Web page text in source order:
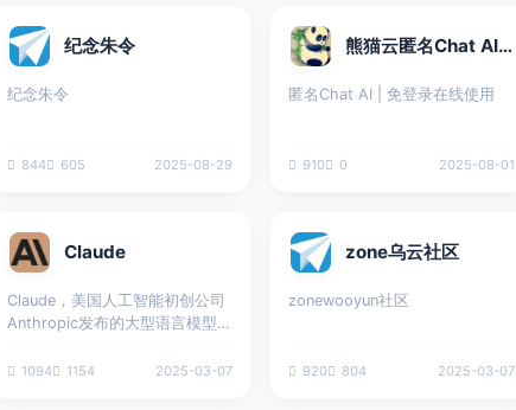
纪念朱令
纪念朱令
844 605 2025-08-29
熊猫云匿名Chat AI | 免登录在线使用 - 轻松构建你的AI应用
匿名Chat AI | 免登录在线使用
910 0 2025-08-01
Claude
Claude，美国人工智能初创公司
Anthropic发布的大型语言模型家
代码生成、多语言处理、多模态
1094 1154 2025-03-07
zone乌云社区
zonewooyun社区
920 804 2025-03-07